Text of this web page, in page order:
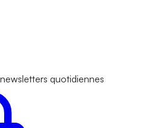
quotidiennes